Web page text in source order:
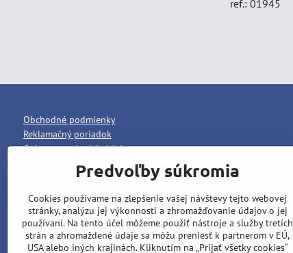
ref.: 01945
Obchodné podmienky
Reklamačný poriadok
Ochrana osobných údajov
Predvoľby súkromia
Cookies používame na zlepšenie vašej návštevy tejto webovej
stránky, analýzu jej výkonnosti a zhromažďovanie údajov o jej
používaní. Na tento účel môžeme použiť nástroje a služby tretích
strán a zhromaždené údaje sa môžu preniesť k partnerom v EÚ,
USA alebo iných krajinách. Kliknutím na „Prijať všetky cookies“